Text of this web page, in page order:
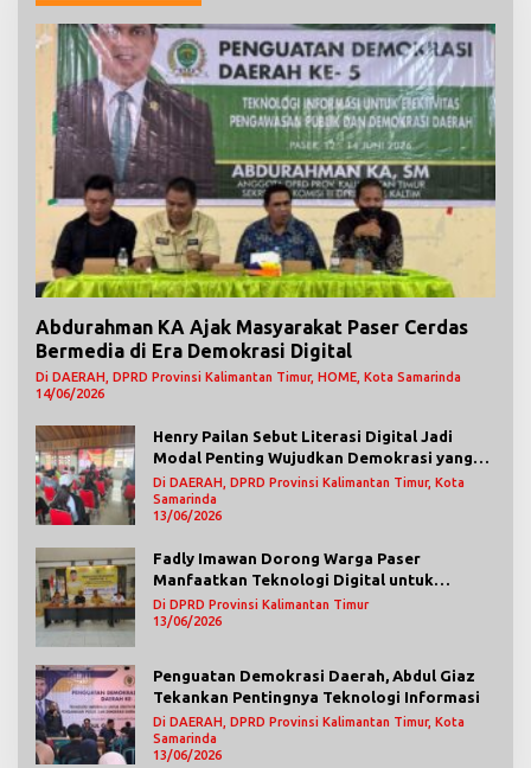
Abdurahman KA Ajak Masyarakat Paser Cerdas
Bermedia di Era Demokrasi Digital
Di DAERAH, DPRD Provinsi Kalimantan Timur, HOME, Kota Samarinda
14/06/2026
Henry Pailan Sebut Literasi Digital Jadi
Modal Penting Wujudkan Demokrasi yang
Lebih Terbuka
Di DAERAH, DPRD Provinsi Kalimantan Timur, Kota
Samarinda
13/06/2026
Fadly Imawan Dorong Warga Paser
Manfaatkan Teknologi Digital untuk
Mengawasi Jalannya Pemerintahan
Di DPRD Provinsi Kalimantan Timur
13/06/2026
Penguatan Demokrasi Daerah, Abdul Giaz
Tekankan Pentingnya Teknologi Informasi
Di DAERAH, DPRD Provinsi Kalimantan Timur, Kota
Samarinda
13/06/2026